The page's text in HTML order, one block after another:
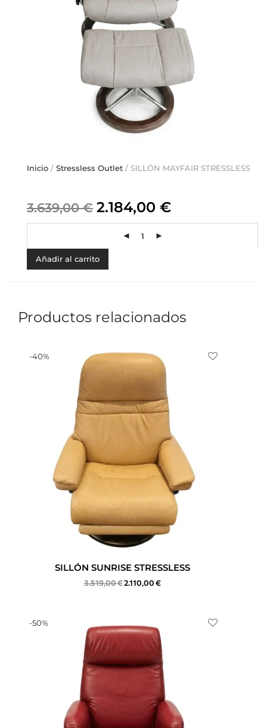
Inicio / Stressless Outlet / SILLÓN MAYFAIR STRESSLESS
3.639,00€ 2.184,00 €
Añadir al carrito
Productos relacionados
-40%
SILLÓN SUNRISE STRESSLESS
3.519,00€2.110,00€
-50%